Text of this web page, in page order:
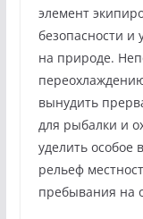
элемент
безопасности
на природе.
вынудить
для рыбалки и
уделить особое
рельеф
пребывания на